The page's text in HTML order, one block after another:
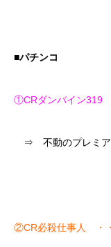
■パチンコ
①CRダンバイン319
⇒ 不動のプレミア
②CR必殺仕事人 ・